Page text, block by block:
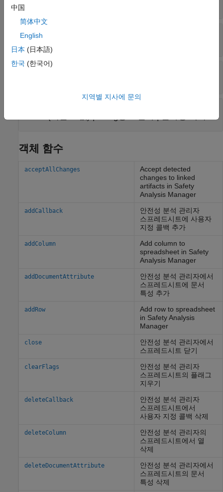
Rows
Columns
객체 함수
acceptAllChanges
Accept detected
changes to linked
artifacts in Safety
Analysis Manager
addCallback
안전성 분석 관리자
스프레드시트에 사용자
지정 콜백 추가
addColumn
Add column to
spreadsheet in Safety
Analysis Manager
addDocumentAttribute
안전성 분석 관리자에서
스프레드시트에 문서
특성 추가
addRow
Add row to spreadsheet
in Safety Analysis
Manager
close
안전성 분석 관리자에서
스프레드시트 닫기
clearFlags
안전성 분석 관리자
스프레드시트의 플래그
지우기
deleteCallback
안전성 분석 관리자
스프레드시트에서
사용자 지정 콜백 삭제
deleteColumn
안전성 분석 관리자의
스프레드시트에서 열
삭제
deleteDocumentAttribute
안전성 분석 관리자에서
스프레드시트의 문서
특성 삭제
中国
简体中文
English
日本 (日本語)
한국 (한국어)
지역별 지사에 문의